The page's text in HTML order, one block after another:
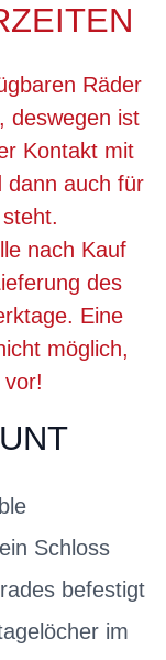
Räder
deswegen ist
Kontakt mit
dann auch für
nach Kauf
des
Eine
möglich,
Schloss
befestigt
im